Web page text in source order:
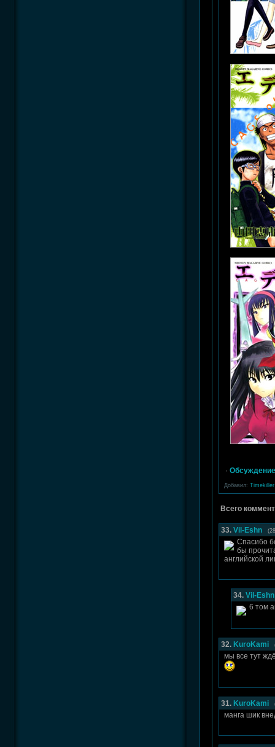
·
Добавил: Timekiller
Всего
33. Vil-Eshn
Спасибо
бы
английской
34. Vil-Eshn
6 том
32. KuroKami
мы все тут
31. KuroKami
манга шик